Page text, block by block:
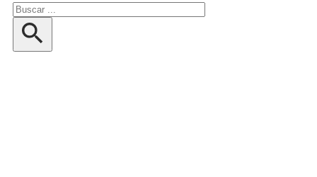
Buscar
en